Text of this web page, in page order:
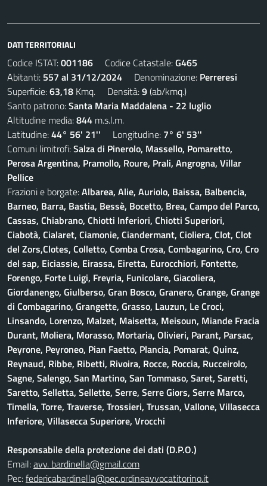
DATI TERRITORIALI
Codice ISTAT:001186 Codice Catastale:G465
Abitanti: 557 al 31/12/2024 Denominazione: Perreresi
Superficie:63,18 Kmq. Densità:9(ab/kmq.)
Santo patrono:Santa Maria Maddalena - 22 luglio
Altitudine media:844 m.s.l.m.
Latitudine:44° 56' 21'' Longitudine: 7° 6' 53''
Comuni limitrofi:Salza di Pinerolo, Massello, Pomaretto,
Perosa Argentina, Pramollo, Roure, Prali, Angrogna, Villar
Pellice
Frazioni e borgate:Albarea, Alie, Auriolo, Baissa, Balbencia,
Barneo, Barra, Bastia, Bessè, Bocetto, Brea, Campo del Parco,
Cassas, Chiabrano, Chiotti Inferiori, Chiotti Superiori,
Ciabotà, Cialaret, Ciamonie, Ciandermant, Cioliera, Clot, Clot
del Zors,Clotes, Colletto, Comba Crosa, Combagarino, Cro, Cro
del sap, Eiciassie, Eirassa, Eiretta, Eurocchiori, Fontette,
Forengo, Forte Luigi, Freyria, Funicolare, Giacoliera,
Giordanengo, Giulberso, Gran Bosco, Granero, Grange, Grange
di Combagarino, Grangette, Grasso, Lauzun, Le Croci,
Linsando, Lorenzo, Malzet, Maisetta, Meisoun, Miande Fracia
Durant, Moliera, Morasso, Mortaria, Olivieri, Parant, Parsac,
Peyrone, Peyroneo, Pian Faetto, Plancia, Pomarat, Quinz,
Reynaud, Ribbe, Ribetti, Rivoira, Rocce, Roccia, Rucceirolo,
Sagne, Salengo, San Martino, San Tommaso, Saret, Saretti,
Saretto, Selletta, Sellette, Serre, Serre Giors, Serre Marco,
Timella, Torre, Traverse, Trossieri, Trussan, Vallone, Villasecca
Inferiore, Villasecca Superiore, Vrocchi
Responsabile della protezione dei dati (D.P.O.)
Email:avv. bardinella@gmail.com
Pec:federicabardinella@pec.ordineavvocatitorino.it